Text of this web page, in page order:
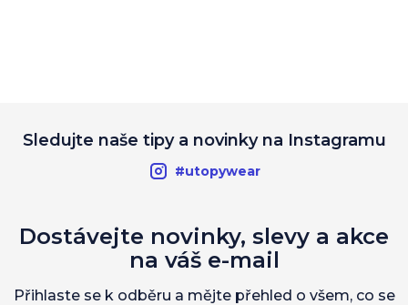
Sledujte naše tipy a novinky na Instagramu
#utopywear
Dostávejte novinky, slevy a akce
na váš e-mail
Přihlaste se k odběru a mějte přehled o všem, co se